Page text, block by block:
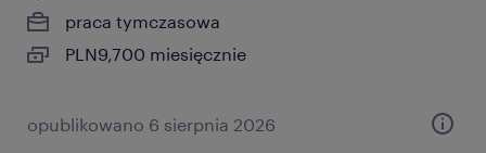
praca tymczasowa
PLN9,700 miesięcznie
opublikowano 6 sierpnia 2026